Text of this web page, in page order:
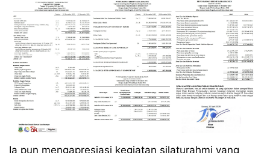
Ia pun mengapresiasi kegiatan silaturahmi yang